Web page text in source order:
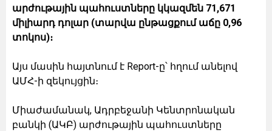
արժութային պահուստները կկազմեն 71,671
միլիարդ դոլար (տարվա ընթացքում աճը 0,96
տոկոս)։
Այս մասին հայտնում է Report-ը՝ հղում անելով
ԱՄՀ-ի զեկույցին։
Միաժամանակ, Ադրբեջանի Կենտրոնական
բանկի (ԱԿԲ) արժութային պահուստները